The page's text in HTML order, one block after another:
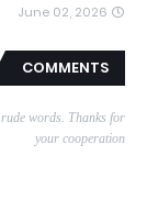
June 02, 2026
COMMENTS
words. Thanks for
your cooperation